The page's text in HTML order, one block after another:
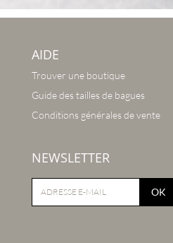
AIDE
Trouver une boutique
Guide des tailles de bagues
Conditions générales de vente
NEWSLETTER
OK